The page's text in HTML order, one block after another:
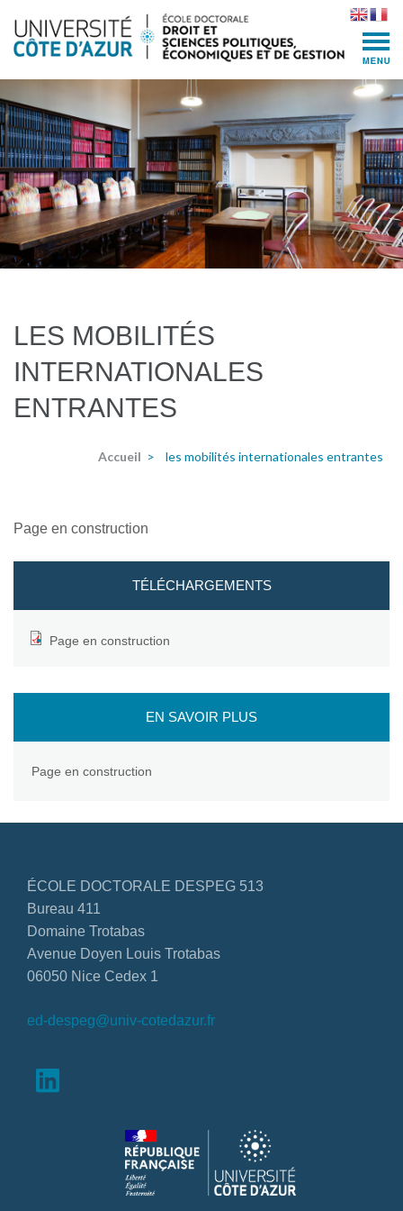
content
(Press
Enter)
LES MOBILITÉS
INTERNATIONALES
ENTRANTES
Accueil > les mobilités internationales entrantes
Page en construction
TÉLÉCHARGEMENTS
Page en construction
EN SAVOIR PLUS
Page en construction
ÉCOLE DOCTORALE DESPEG 513
Bureau 411
Domaine Trotabas
Avenue Doyen Louis Trotabas
06050 Nice Cedex 1
ed-despeg@univ-cotedazur.fr